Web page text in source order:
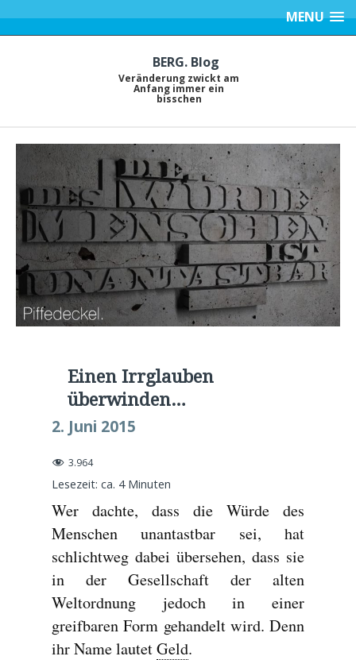
MENU
BERG. Blog
Veränderung zwickt am
Anfang immer ein
bisschen
Einen Irrglauben
überwinden…
2. Juni 2015
3.964
Lesezeit: ca. 4 Minuten
Wer dachte, dass die Würde des
Menschen unantastbar sei, hat
schlichtweg dabei übersehen, dass sie
in der Gesellschaft der alten
Weltordnung jedoch in einer
greifbaren Form gehandelt wird. Denn
ihr Name lautetGeld.